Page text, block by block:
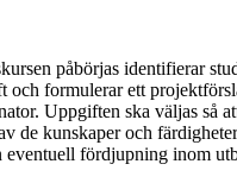
påbörjas identifierar
och formulerar ett
Uppgiften ska väljas så
de kunskaper och
eventuell fördjupning inom